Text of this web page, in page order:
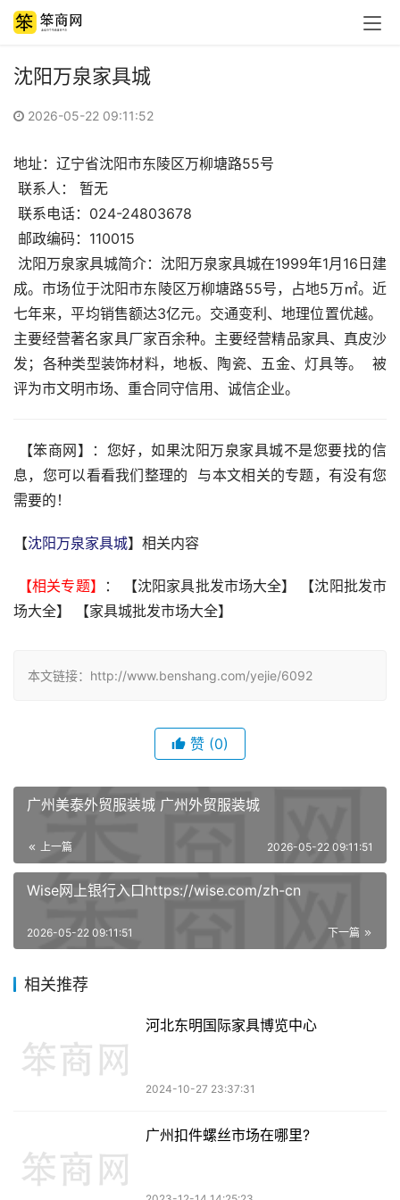
沈阳万泉家具城
2026-05-22 09:11:52
地址：辽宁省沈阳市东陵区万柳塘路55号
联系人： 暂无
联系电话：024-24803678
邮政编码：110015
成。市场位于沈阳市东陵区万柳塘路55号，占地5万㎡。近
七年来，平均销售额达3亿元。交通变利、地理位置优越。
主要经营著名家具厂家百余种。主要经营精品家具、真皮沙
发；各种类型装饰材料，地板、陶瓷、五金、灯具等。  被
评为市文明市场、重合同守信用、诚信企业。
息，您可以看看我们整理的  与本文相关的专题，有没有您
需要的！
【沈阳万泉家具城】相关内容
【相关专题】
： 【沈阳家具批发市场大全】 【沈阳批发市
场大全】 【家具城批发市场大全】
本文链接：http://www.benshang.com/yejie/6092
赞 (0)
广州美泰外贸服装城 广州外贸服装城
上一篇 2026-05-22 09:11:51
Wise网上银行入口https://wise.com/zh-cn
下一篇
2026-05-22 09:11:51
相关推荐
河北东明国际家具博览中心
2024-10-27 23:37:31
广州扣件螺丝市场在哪里?